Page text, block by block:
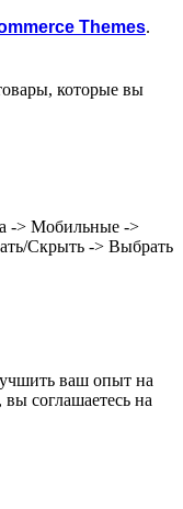
Themes.
которые вы
-> Мобильные ->
Скрыть -> Выбрать
ваш опыт на
соглашаетесь на